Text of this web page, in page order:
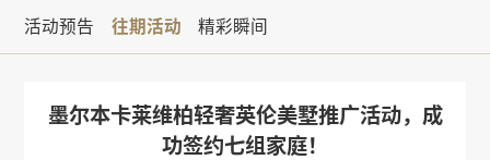
活动预告 往期活动 精彩瞬间
墨尔本卡莱维柏轻奢英伦美墅推广活动，成
功签约七组家庭！